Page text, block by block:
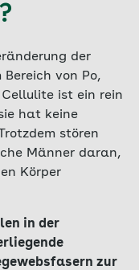
der
von Po,
ist ein rein
hat keine
stören
Männer daran,
Körper
in der
zur